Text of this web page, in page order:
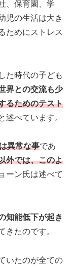
、保育園、学
児の生活は大き
ためにストレス
た時代の子ども
界との交流も少
るためのテスト
述べています。
異常な事であ
外では、このよ
ーン氏は述べて
知能低下が起き
きたのです。
いたのが全ての